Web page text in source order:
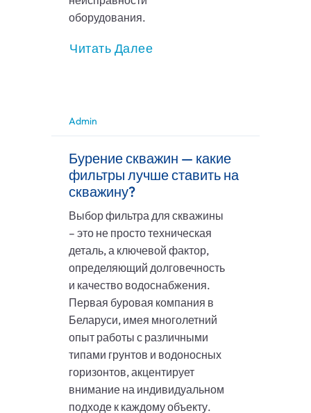
оборудования.
Читать Далее
Admin
Бурение скважин — какие
фильтры лучше ставить на
скважину?
Выбор фильтра для скважины
– это не просто техническая
деталь, а ключевой фактор,
определяющий долговечность
и качество водоснабжения.
Первая буровая компания в
Беларуси, имея многолетний
опыт работы с различными
типами грунтов и водоносных
горизонтов, акцентирует
внимание на индивидуальном
подходе к каждому объекту.